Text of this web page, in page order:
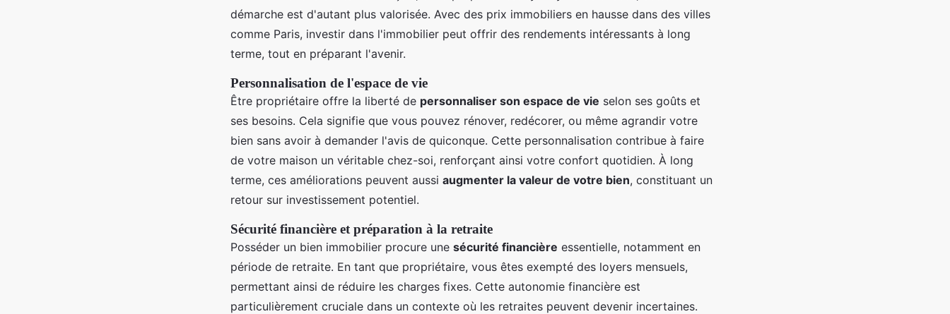
démarche est d'autant plus valorisée. Avec des prix immobiliers en hausse dans des villes
comme Paris, investir dans l'immobilier peut offrir des rendements intéressants à long
terme, tout en préparant l'avenir.
Personnalisation de l'espace de vie
Être propriétaire offre la liberté de personnaliser son espace de vie selon ses goûts et
ses besoins. Cela signifie que vous pouvez rénover, redécorer, ou même agrandir votre
bien sans avoir à demander l'avis de quiconque. Cette personnalisation contribue à faire
de votre maison un véritable chez-soi, renforçant ainsi votre confort quotidien. À long
terme, ces améliorations peuvent aussi augmenter la valeur de votre bien, constituant un
retour sur investissement potentiel.
Sécurité financière et préparation à la retraite
Posséder un bien immobilier procure une sécurité financière essentielle, notamment en
période de retraite. En tant que propriétaire, vous êtes exempté des loyers mensuels,
permettant ainsi de réduire les charges fixes. Cette autonomie financière est
particulièrement cruciale dans un contexte où les retraites peuvent devenir incertaines.